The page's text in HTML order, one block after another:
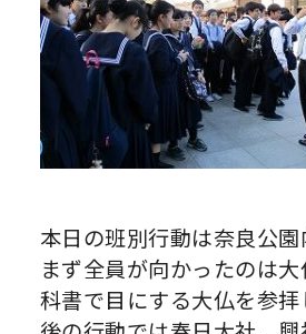
本日の班別行動は奈良公園
まず全員が向かったのは
科書で目にする大仏を参